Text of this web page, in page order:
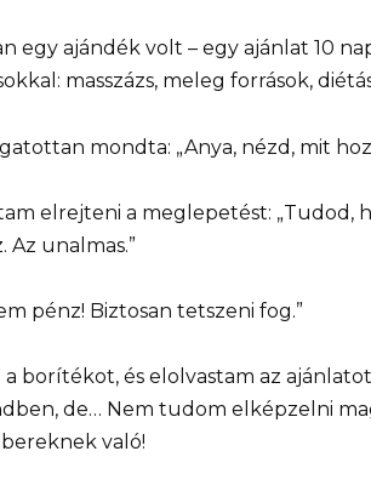
egy ajándék volt – egy ajánlat 10
masszázs, meleg források,
mondta: „Anya, nézd, mit
elrejteni a meglepetést: „Tudod,
Az unalmas.”
pénz! Biztosan tetszeni fog.”
borítékot, és elolvastam az
de… Nem tudom elképzelni
való!